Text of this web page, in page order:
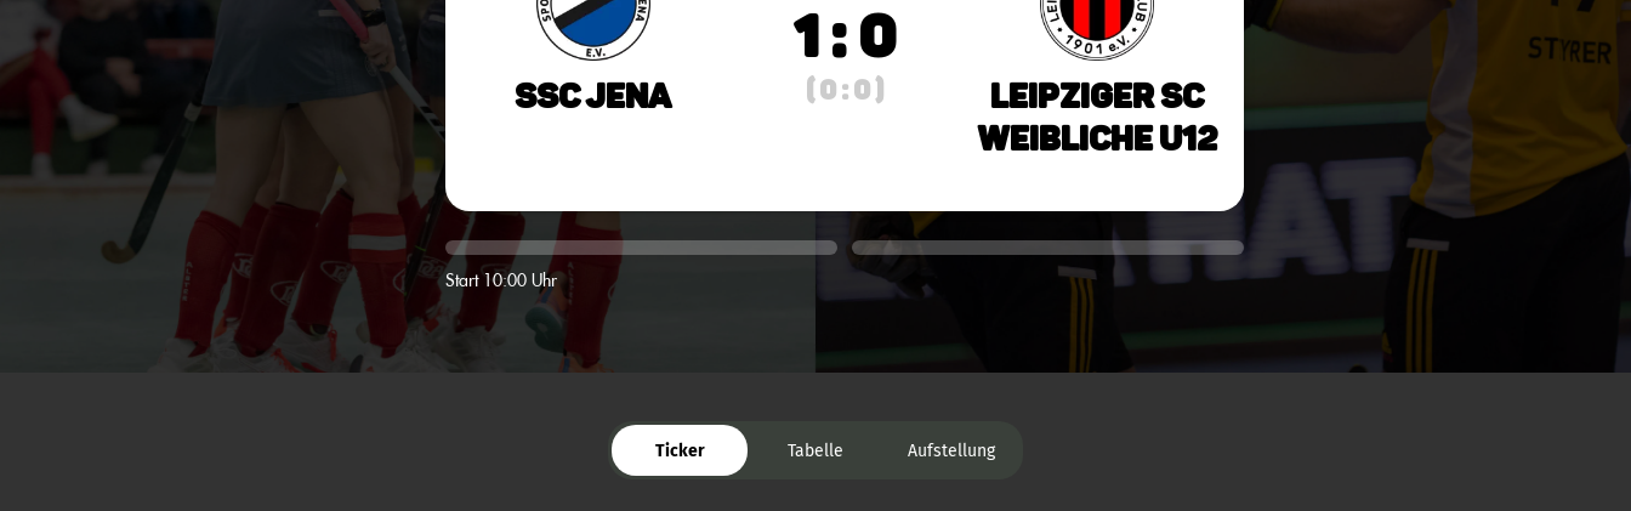
SSC Jena
1 : 0
( 0 : 0 )
Leipziger SC
weibliche U12
Start 10:00 Uhr
Ticker Tabelle Aufstellung